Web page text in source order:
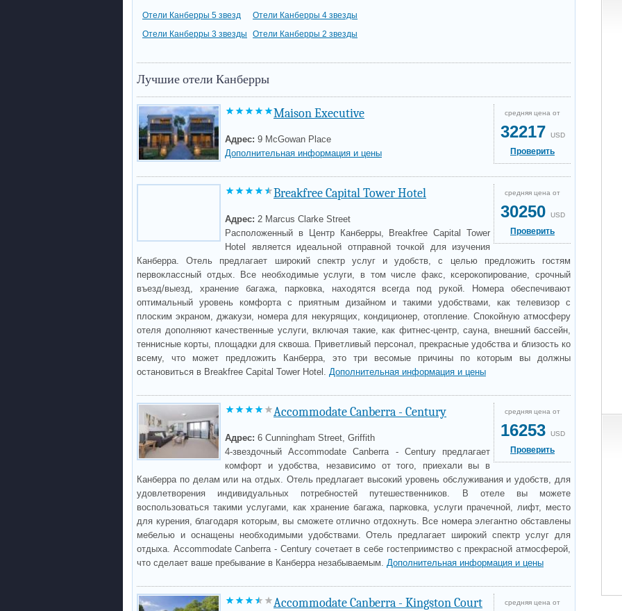
Отели Канберры 5 звезд
Отели Канберры 4 звезды
Отели Канберры 3 звезды
Отели Канберры 2 звезды
Лучшие отели Канберры
средняя цена от
32217 USD
Проверить
Maison Executive
Адрес: 9 McGowan Place
Дополнительная информация и цены
средняя цена от
30250 USD
Проверить
Breakfree Capital Tower Hotel
Адрес: 2 Marcus Clarke Street
Расположенный в Центр Канберры, Breakfree Capital Tower
Hotel является идеальной отправной точкой для изучения
Канберра. Отель предлагает широкий спектр услуг и удобств, с целью предложить гостям
первоклассный отдых. Все необходимые услуги, в том числе факс, ксерокопирование, срочный
въезд/выезд, хранение багажа, парковка, находятся всегда под рукой. Номера обеспечивают
оптимальный уровень комфорта с приятным дизайном и такими удобствами, как телевизор с
плоским экраном, джакузи, номера для некурящих, кондиционер, отопление. Спокойную атмосферу
отеля дополняют качественные услуги, включая такие, как фитнес-центр, сауна, внешний бассейн,
теннисные корты, площадки для сквоша. Приветливый персонал, прекрасные удобства и близость ко
всему, что может предложить Канберра, это три весомые причины по которым вы должны
остановиться в Breakfree Capital Tower Hotel. Дополнительная информация и цены
средняя цена от
16253 USD
Проверить
Accommodate Canberra - Century
Адрес: 6 Cunningham Street, Griffith
4-звездочный Accommodate Canberra - Century предлагает
комфорт и удобства, независимо от того, приехали вы в
Канберра по делам или на отдых. Отель предлагает высокий уровень обслуживания и удобств, для
удовлетворения индивидуальных потребностей путешественников. В отеле вы можете
воспользоваться такими услугами, как хранение багажа, парковка, услуги прачечной, лифт, место
для курения, благодаря которым, вы сможете отлично отдохнуть. Все номера элегантно обставлены
мебелью и оснащены необходимыми удобствами. Отель предлагает широкий спектр услуг для
отдыха. Accommodate Canberra - Century сочетает в себе гостеприимство с прекрасной атмосферой,
что сделает ваше пребывание в Канберра незабываемым. Дополнительная информация и цены
средняя цена от
Accommodate Canberra - Kingston Court